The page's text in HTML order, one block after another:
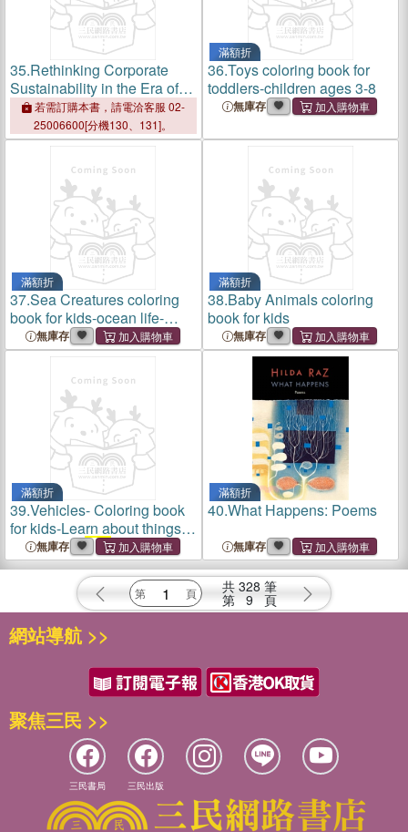
35.Rethinking Corporate
Sustainability in the Era of
Climate Crisis: A Strategic
Design Approach
若需訂購本書，請電洽客服 02-
25006600[分機130、131]。
滿額折
36.Toys coloring book for
toddlers-children ages 3-8
無庫存
滿額折
37.Sea Creatures coloring
book for kids-ocean life-
children ages 5-8
無庫存
滿額折
38.Baby Animals coloring
book for kids
無庫存
滿額折
39.Vehicles- Coloring book
for kids-Learn about things
that go - byRazMcOvoo
無庫存
滿額折
40.What Happens: Poems
無庫存
共 328 筆
第 9 頁
網站導航 >>
聚焦三民 >>
三民書局 三民出版